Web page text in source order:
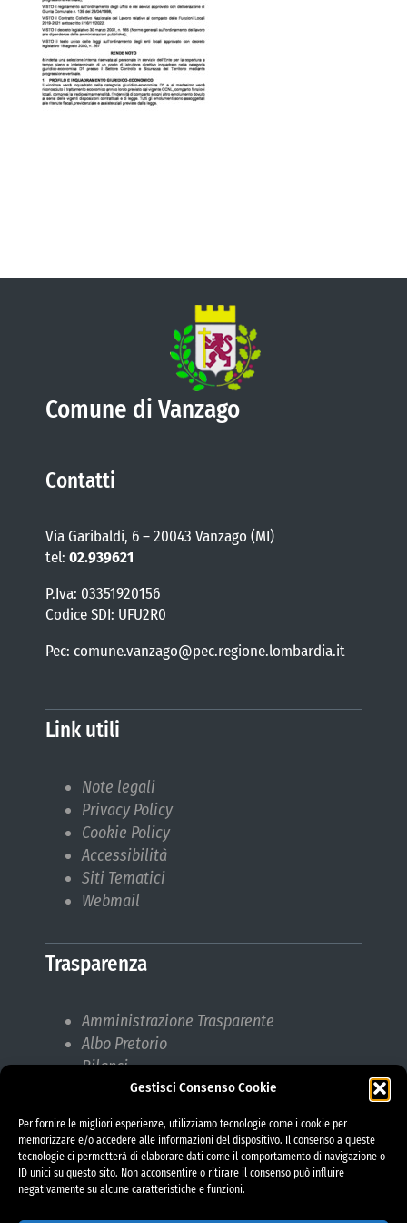
Gestisci Consenso Cookie
Per fornire le migliori esperienze, utilizziamo tecnologie come i cookie per
memorizzare e/o accedere alle informazioni del dispositivo. Il consenso a queste
tecnologie ci permetterà di elaborare dati come il comportamento di navigazione o
ID unici su questo sito. Non acconsentire o ritirare il consenso può influire
negativamente su alcune caratteristiche e funzioni.
VIVERE VANZAGO
COMUNICAZIONE
Comune di Vanzago
Contatti
Via Garibaldi, 6 – 20043 Vanzago (MI)
tel: 02.939621
P.Iva: 03351920156
Codice SDI: UFU2R0
Pec: comune.vanzago@pec.regione.lombardia.it
Link utili
Note legali
Privacy Policy
Cookie Policy
Accessibilità
Siti Tematici
Webmail
Trasparenza
Amministrazione Trasparente
Albo Pretorio
Bilanci
Bandi di gara
Responsabile protezione dati (RPD)